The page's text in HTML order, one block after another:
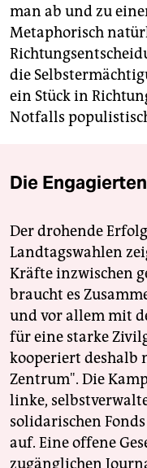
man ab und zu
Metaphorisch
die
ein Stück in
Notfalls
Die
Der drohende
Landtagswahlen
Kräfte inzwischen
braucht es
und vor allem mit
für eine starke
kooperiert deshalb
Zentrum". Die
linke,
solidarischen
auf. Eine offene
zugänglichen